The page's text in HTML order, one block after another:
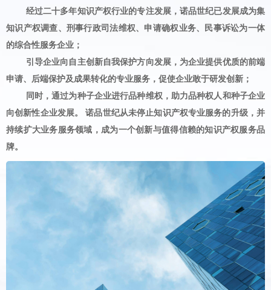
经过二十多年知识产权行业的专注发展，诺品世纪已发展成为集
知识产权调查、刑事行政司法维权、申请确权业务、民事诉讼为一体
的综合性服务企业；
引导企业向自主创新自我保护方向发展，为企业提供优质的前端
申请、后端保护及成果转化的专业服务，促使企业敢于研发创新；
同时，通过为种子企业进行品种维权，助力品种权人和种子企业
向创新性企业发展。 诺品世纪从未停止知识产权专业服务的升级，并
持续扩大业务服务领域，成为一个创新与值得信赖的知识产权服务品
牌。